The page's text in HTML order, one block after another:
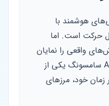
گوشی‌های هوشمند با
حرکت است. اما
واقعی را نمایان
می‌کند. گوشی گلکسی A71 سامسونگ یکی از
خود، مرزهای